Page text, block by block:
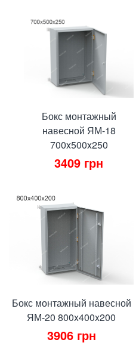
Бокс монтажный
навесной ЯМ-18
700x500x250
3409 грн
Бокс монтажный навесной
ЯМ-20 800x400x200
3906 грн